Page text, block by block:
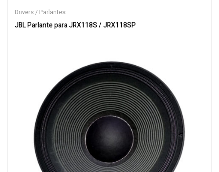
Drivers / Parlantes
JBL Parlante para JRX118S / JRX118SP